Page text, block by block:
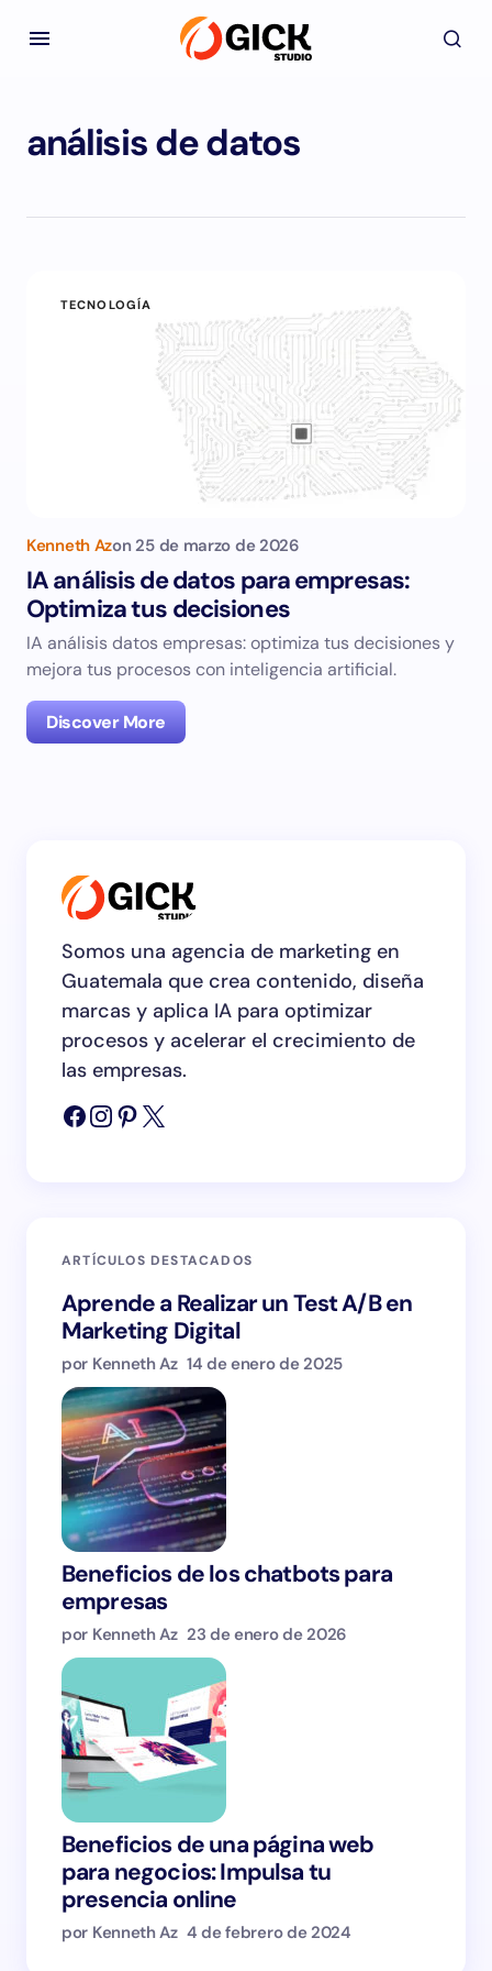
análisis de datos
TECNOLOGÍA
Kenneth Azon 25 de marzo de 2026
IA análisis de datos para empresas:
Optimiza tus decisiones
IA análisis datos empresas: optimiza tus decisiones y
mejora tus procesos con inteligencia artificial.
Discover More
Somos una agencia de marketing en
Guatemala que crea contenido, diseña
marcas y aplica IA para optimizar
procesos y acelerar el crecimiento de
las empresas.
ARTÍCULOS DESTACADOS
Aprende a Realizar un Test A/B en
Marketing Digital
por Kenneth Az 14 de enero de 2025
Beneficios de los chatbots para
empresas
por Kenneth Az 23 de enero de 2026
Beneficios de una página web
para negocios: Impulsa tu
presencia online
por Kenneth Az 4 de febrero de 2024